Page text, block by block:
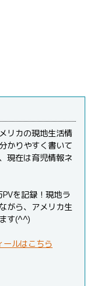
リカの現地生活情
かりやすく書いて
現在は育児情報ネ
を記録！現地ラ
がら、アメリカ生
す(^^)
ールはこちら